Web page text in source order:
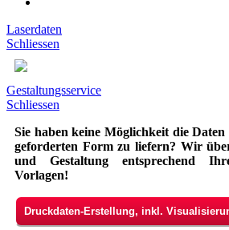
Laserdaten
Schliessen
Gestaltungsservice
Schliessen
Sie haben keine Möglichkeit die
geforderten Form zu liefern? Wir
und Gestaltung entsprechend
Vorlagen!
Druckdaten-Erstellung, inkl.